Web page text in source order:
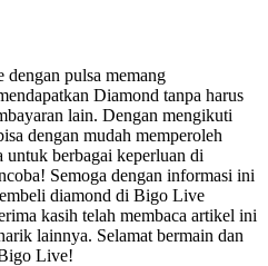
pulsa memang
Diamond tanpa harus
lain. Dengan mengikuti
dengan mudah memperoleh
berbagai keperluan di
Semoga dengan informasi ini
diamond di Bigo Live
kasih telah membaca artikel ini
lainnya. Selamat bermain dan
Live!